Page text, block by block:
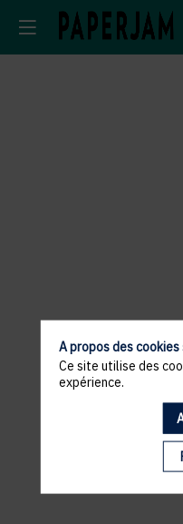
Il manque du contenu
A propos des cookies
Ce site utilise des
expérience.